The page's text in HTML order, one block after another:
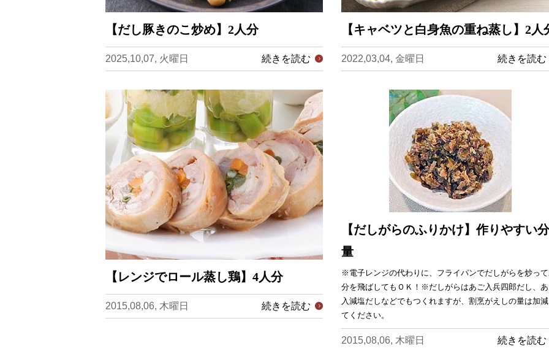
【だし豚きのこ炒め】2人分
2025,10,07, 火曜日 続きを読む
【キャベツと白身魚の重ね蒸し】2人
2022,03,04, 金曜日 続きを読む
【レンジでロール蒸し鶏】4人分
2015,08,06, 木曜日 続きを読む
【だしがらのふりかけ】作りやすい分
量
※電子レンジの代わりに、フライパンでだしがらを炒っ
分を飛ばしてもＯＫ！※だしがらはあご入兵四郎だし、
入減塩だしなどでもつくれますが、割烹がえしの量は加
てください。
2015,08,06, 木曜日 続きを読む